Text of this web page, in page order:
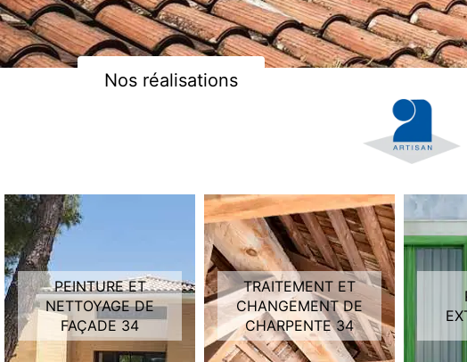
Nos réalisations
PEINTURE ET
NETTOYAGE DE
FAÇADE 34
TRAITEMENT ET
CHANGEMENT DE
CHARPENTE 34